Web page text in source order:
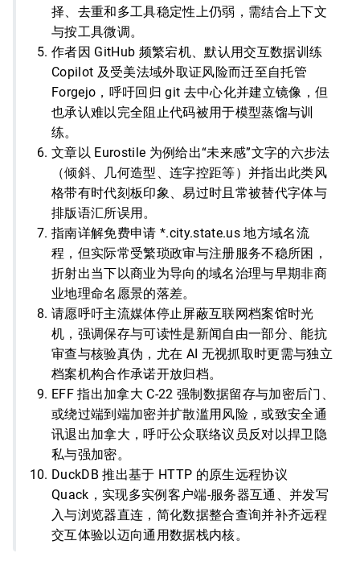
择、去重和多工具稳定性上仍弱，需结合上下文
与按工具微调。
作者因 GitHub 频繁宕机、默认用交互数据训练
Copilot 及受美法域外取证风险而迁至自托管
Forgejo，呼吁回归 git 去中心化并建立镜像，但
也承认难以完全阻止代码被用于模型蒸馏与训
练。
文章以 Eurostile 为例给出“未来感”文字的六步法
（倾斜、几何造型、连字控距等）并指出此类风
格带有时代刻板印象、易过时且常被替代字体与
排版语汇所误用。
指南详解免费申请 *.city.state.us 地方域名流
程，但实际常受繁琐政审与注册服务不稳所困，
折射出当下以商业为导向的域名治理与早期非商
业地理命名愿景的落差。
请愿呼吁主流媒体停止屏蔽互联网档案馆时光
机，强调保存与可读性是新闻自由一部分、能抗
审查与核验真伪，尤在 AI 无视抓取时更需与独立
档案机构合作承诺开放归档。
EFF 指出加拿大 C-22 强制数据留存与加密后门、
或绕过端到端加密并扩散滥用风险，或致安全通
讯退出加拿大，呼吁公众联络议员反对以捍卫隐
私与强加密。
DuckDB 推出基于 HTTP 的原生远程协议
Quack，实现多实例客户端-服务器互通、并发写
入与浏览器直连，简化数据整合查询并补齐远程
交互体验以迈向通用数据栈内核。